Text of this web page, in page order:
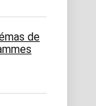
de